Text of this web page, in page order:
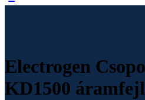
Electrogen
KD1500